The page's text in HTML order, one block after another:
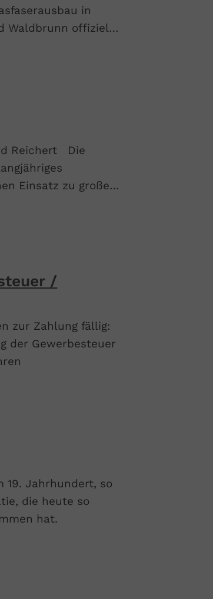
in
Waldbrunn offiziell
Zukunft!
Reichert Die
Einsatz zu großem
und allen
/
zur Zahlung fällig:
Gewerbesteuer
Jahrhundert, so
die heute so
hat.